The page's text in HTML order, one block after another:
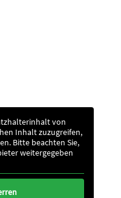
von
Inhalt zuzugreifen,
Bitte beachten Sie,
weitergegeben